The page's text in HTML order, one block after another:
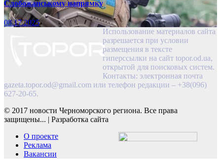
Слобожанському напрямку
08.17.2025
Использование материалов сайта
разрешается при условии
размещения в тексте
гиперссылки на сайт topor.od.ua,
открытой для поисковых систем.
Контакты: электронная почта
gazeta.topor.od@gmail.com или телефон редакции – +38(096)
627-20-65.
© 2017 новости Черноморского региона. Все права
защищены... | Разработка сайта
О проекте
Реклама
Вакансии